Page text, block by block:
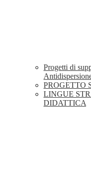
Progetti di
PROGETTO
LINGUE
DIDATTICA